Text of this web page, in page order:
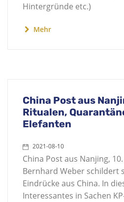
Hintergründe etc.)
Mehr
China Post aus
Ritualen,
Elefanten
2021-08-10
China Post aus Nanjing,
Bernhard Weber schildert
Eindrücke aus China. In
Interessantes in Sachen